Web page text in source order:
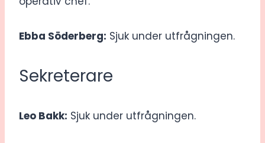
Ebba Söderberg: Sjuk under utfrågningen.
Sekreterare
Leo Bakk: Sjuk under utfrågningen.